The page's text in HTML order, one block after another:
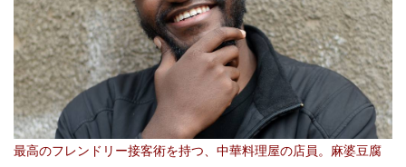
最高のフレンドリー接客術を持つ、中華料理屋の店員。麻婆豆腐